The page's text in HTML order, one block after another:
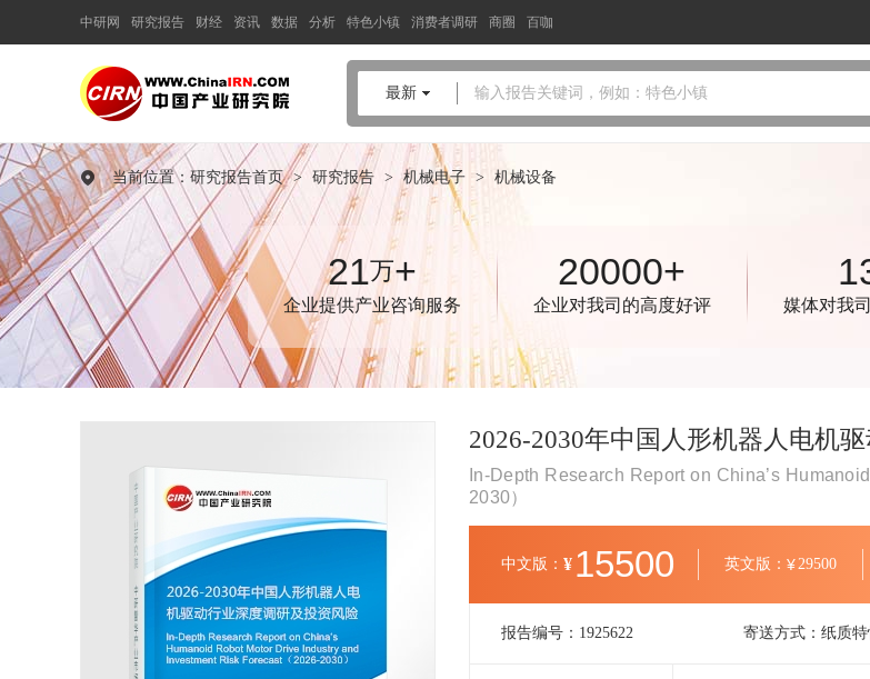
中研网 研究报告 财经 资讯 数据 分析 特色小镇 消费者调研 商圈 百咖
输入报告关键词，例如：特色小镇
最新
当前位置： 研究报告首页 > 研究报告 > 机械电子 > 机械设备
21万+
企业提供产业咨询服务
20000+
企业对我司的高度好评 媒体对我
2026-2030年中国人形机器人电机
In-Depth Research Report on China’s
2030）
中文版： ¥ 15500 英文版： ¥29500
报告编号： 1925622 寄送方式： 纸质
中国产业咨询领导者
2026-2030年中国人形机器人
电机驱动行业深度调研及投资
风险预测报告
品质保障，一年免费更新维护
报告编号：1925622
出版日期：2026年3月
《2026-2030年中国人形机器人电机驱动行业深度调研及投资风险
预测报告》由中研普华人形机器人电机驱动行业分析专家领衔撰
写，主要分析了人形机器人电机驱动行业的市场规模、发展现状
27年研究经验，深度洞察行业驱动力
多元化、高学历的实战型精英团队
微信扫一扫，立即订购报告